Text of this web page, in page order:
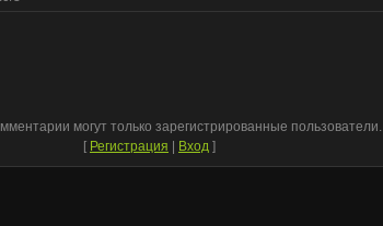
могут только зарегистрированные пользователи.
[ Регистрация Вход ]